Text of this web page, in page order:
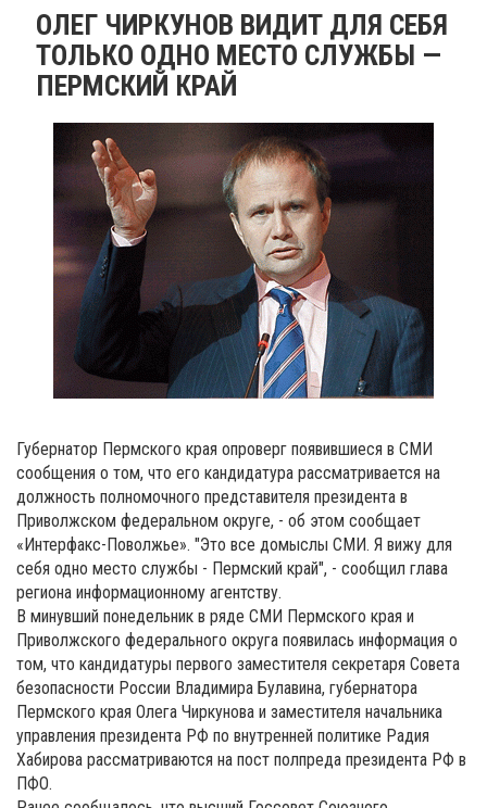
ОЛЕГ ЧИРКУНОВ ВИДИТ ДЛЯ СЕБЯ
ТОЛЬКО ОДНО МЕСТО СЛУЖБЫ —
ПЕРМСКИЙ КРАЙ
Губернатор Пермского края опроверг появившиеся в СМИ
сообщения о том, что его кандидатура рассматривается на
должность полномочного представителя президента в
Приволжском федеральном округе, - об этом сообщает
«Интерфакс-Поволжье». "Это все домыслы СМИ. Я вижу для
себя одно место службы - Пермский край", - сообщил глава
региона информационному агентству.
В минувший понедельник в ряде СМИ Пермского края и
Приволжского федерального округа появилась информация о
том, что кандидатуры первого заместителя секретаря Совета
безопасности России Владимира Булавина, губернатора
Пермского края Олега Чиркунова и заместителя начальника
управления президента РФ по внутренней политике Радия
Хабирова рассматриваются на пост полпреда президента РФ в
ПФО.